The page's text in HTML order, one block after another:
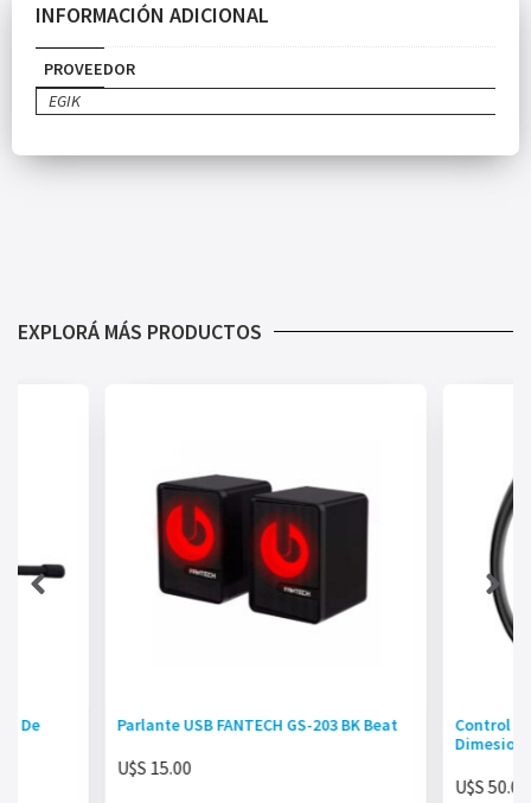
INFORMACIÓN ADICIONAL
PROVEEDOR
EGIK
EXPLORÁ MÁS PRODUCTOS
De Parlante USB FANTECH GS-203 BK Beat
U$S 15.00
Control
Dimesion
U$S50.00